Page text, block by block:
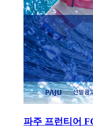
파주 프런티어